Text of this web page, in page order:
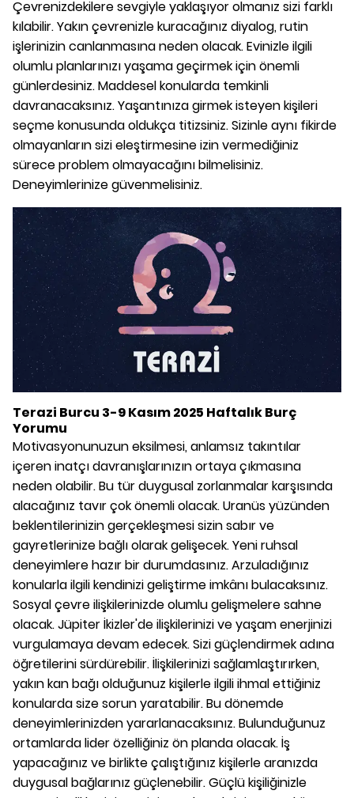
Çevrenizdekilere sevgiyle yaklaşıyor olmanız sizi farklı
kılabilir. Yakın çevrenizle kuracağınız diyalog, rutin
işlerinizin canlanmasına neden olacak. Evinizle ilgili
olumlu planlarınızı yaşama geçirmek için önemli
günlerdesiniz. Maddesel konularda temkinli
davranacaksınız. Yaşantınıza girmek isteyen kişileri
seçme konusunda oldukça titizsiniz. Sizinle aynı fikirde
olmayanların sizi eleştirmesine izin vermediğiniz
sürece problem olmayacağını bilmelisiniz.
Deneyimlerinize güvenmelisiniz.
Terazi Burcu 3-9 Kasım 2025 Haftalık Burç
Yorumu
Motivasyonunuzun eksilmesi, anlamsız takıntılar
içeren inatçı davranışlarınızın ortaya çıkmasına
neden olabilir. Bu tür duygusal zorlanmalar karşısında
alacağınız tavır çok önemli olacak. Uranüs yüzünden
beklentilerinizin gerçekleşmesi sizin sabır ve
gayretlerinize bağlı olarak gelişecek. Yeni ruhsal
deneyimlere hazır bir durumdasınız. Arzuladığınız
konularla ilgili kendinizi geliştirme imkânı bulacaksınız.
Sosyal çevre ilişkilerinizde olumlu gelişmelere sahne
olacak. Jüpiter İkizler'de ilişkilerinizi ve yaşam enerjinizi
vurgulamaya devam edecek. Sizi güçlendirmek adına
öğretilerini sürdürebilir. İlişkilerinizi sağlamlaştırırken,
yakın kan bağı olduğunuz kişilerle ilgili ihmal ettiğiniz
konularda size sorun yaratabilir. Bu dönemde
deneyimlerinizden yararlanacaksınız. Bulunduğunuz
ortamlarda lider özelliğiniz ön planda olacak. İş
yapacağınız ve birlikte çalıştığınız kişilerle aranızda
duygusal bağlarınız güçlenebilir. Güçlü kişiliğinizle